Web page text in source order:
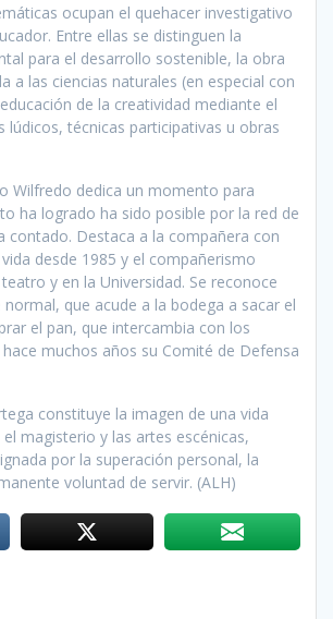
ocupan el quehacer investigativo
Entre ellas se distinguen la
para el desarrollo sostenible, la obra
a las ciencias naturales (en especial con
de la creatividad mediante el
lúdicos, técnicas participativas u obras
Wilfredo dedica un momento para
ha logrado ha sido posible por la red de
contado. Destaca a la compañera con
desde 1985 y el compañerismo
y en la Universidad. Se reconoce
que acude a la bodega a sacar el
el pan, que intercambia con los
muchos años su Comité de Defensa
constituye la imagen de una vida
magisterio y las artes escénicas,
por la superación personal, la
voluntad de servir. (ALH)